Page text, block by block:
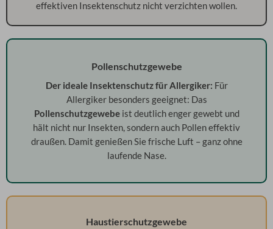
effektiven Insektenschutz nicht verzichten wollen.
Pollenschutzgewebe
Der ideale Insektenschutz für Allergiker: Für
Allergiker besonders geeignet: Das
Pollenschutzgewebeist deutlich enger gewebt und
hält nicht nur Insekten, sondern auch Pollen effektiv
draußen. Damit genießen Sie frische Luft – ganz ohne
laufende Nase.
Haustierschutzgewebe